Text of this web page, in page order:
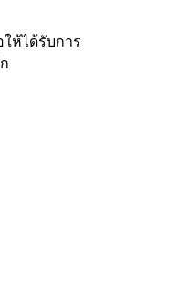
ห้ได้รับการ